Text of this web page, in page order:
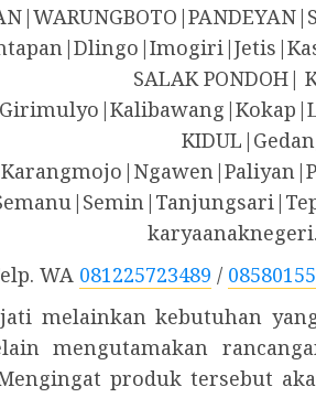
SALAK PONDOH|
WA 081225723489 /
melainkan kebutuhan
mengutamakan
produk tersebut